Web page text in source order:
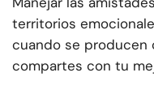
territorios
cuando se producen
compartes con tu